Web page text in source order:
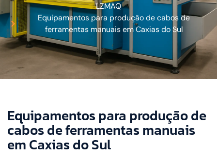
LZMAQ
Equipamentos para produção de cabos de
ferramentas manuais em Caxias do Sul
Equipamentos para produção de
cabos de ferramentas manuais
em Caxias do Sul